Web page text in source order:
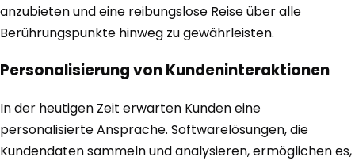
anzubieten und eine reibungslose Reise über alle
Berührungspunkte hinweg zu gewährleisten.
Personalisierung von Kundeninteraktionen
In der heutigen Zeit erwarten Kunden eine
personalisierte Ansprache. Softwarelösungen, die
Kundendaten sammeln und analysieren, ermöglichen es,